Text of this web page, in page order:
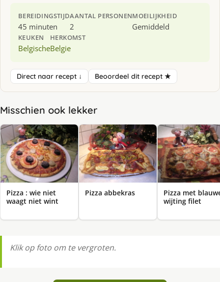
BEREIDINGSTIJD
45 minuten
AANTAL PERSONEN
2
MOEILIJKHEID
Gemiddeld
KEUKEN
Belgische
HERKOMST
Belgie
Direct naar recept ↓ Beoordeel dit recept ★
Misschien ook lekker
Pizza : wie niet
waagt niet wint
Pizza abbekras
Pizza met
wijting filet
Klik op foto om te vergroten.